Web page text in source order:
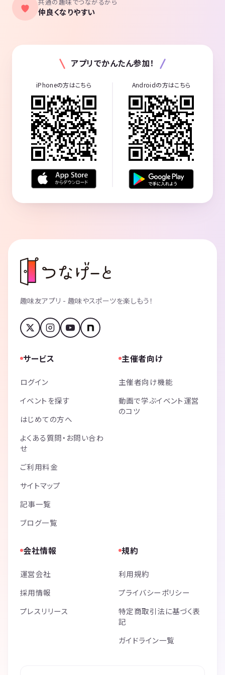
仲良くなりやすい
アプリでかんたん参加！
iPhoneの方はこちら Androidの方はこちら
趣味友アプリ - 趣味やスポーツを楽しもう！
サービス
ログイン
イベントを探す
はじめての方へ
よくある質問・お問い合わ
せ
ご利用料金
サイトマップ
記事一覧
ブログ一覧
主催者向け
主催者向け機能
動画で学ぶイベント運営
のコツ
会社情報
運営会社
採用情報
プレスリリース
規約
利用規約
プライバシーポリシー
特定商取引法に基づく表
記
ガイドライン一覧